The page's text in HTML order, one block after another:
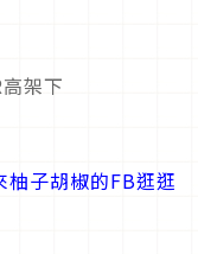
架下
子胡椒的FB逛逛